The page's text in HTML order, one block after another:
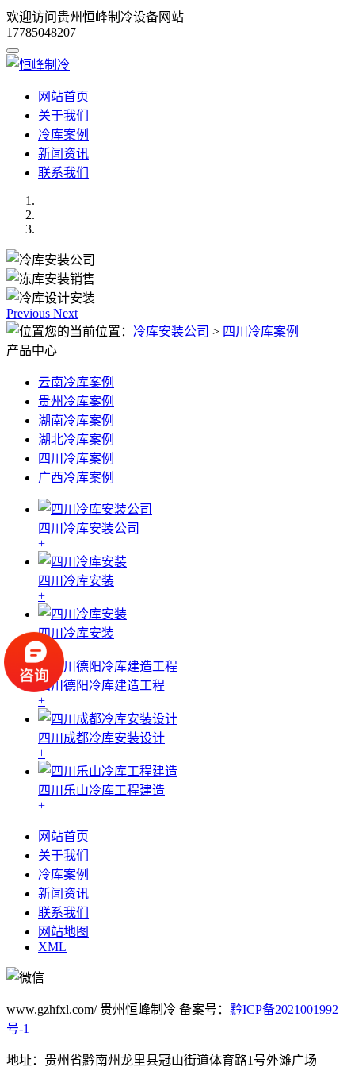
欢迎访问贵州恒峰制冷设备网站
17785048207
网站首页
关于我们
冷库案例
新闻资讯
联系我们
Previous Next
您的当前位置： 冷库安装公司 > 四川冷库案例
产品中心
云南冷库案例
贵州冷库案例
湖南冷库案例
湖北冷库案例
四川冷库案例
广西冷库案例
四川冷库安装公司
+
四川冷库安装
+
四川冷库安装
+
四川德阳冷库建造工程
+
四川成都冷库安装设计
+
四川乐山冷库工程建造
+
网站首页
关于我们
冷库案例
新闻资讯
联系我们
网站地图
XML
www.gzhfxl.com/ 贵州恒峰制冷 备案号： 黔ICP备2021001992
号-1
地址：贵州省黔南州龙里县冠山街道体育路1号外滩广场